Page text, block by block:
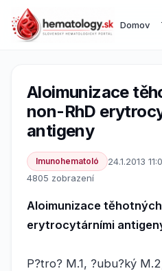
Domov
Aloimunizace
non-RhD
antigeny
Imunohematoló 24.1.2013
4805 zobrazení
Aloimunizace
erytrocytárními
P?tro? M.1, ?ubu?ký